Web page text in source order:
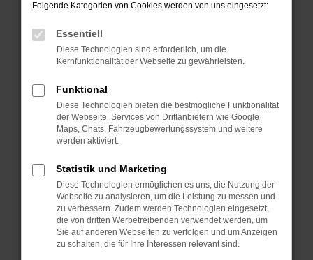
Prüfe deine Browsererweiterungen.
Manche Erweiterungen, wie Werbeblocker,
können das Laden bestimmter Seiten
verhindern. Funktioniert die Seite in einem
Fenster?
Starte dein Gerät neu.
Das kann manchmal helfen, vorübergehende
Probleme zu beheben.
Betriebssystem auf dem neuesten Stand
sind.
Veraltete Software birgt nicht nur ein
Sicherheitsrisiko, sondern kann auch dazu
führen, dass bestimmte Funktionen nicht mehr
unterstützt werden.
Folgende Kategorien von Cookies werden von uns eingesetzt:
Essentiell
Diese Technologien sind erforderlich, um die
Kernfunktionalität der Webseite zu gewährleisten.
Funktional
Diese Technologien bieten die bestmögliche Funktionalität
der Webseite. Services von Drittanbietern wie Google
Maps, Chats, Fahrzeugbewertungssystem und weitere
werden aktiviert.
Statistik und Marketing
Diese Technologien ermöglichen es uns, die Nutzung der
Webseite zu analysieren, um die Leistung zu messen und
zu verbessern. Zudem werden Technologien eingesetzt,
die von dritten Werbetreibenden verwendet werden, um
Sie auf anderen Webseiten zu verfolgen und um Anzeigen
zu schalten, die für Ihre Interessen relevant sind.